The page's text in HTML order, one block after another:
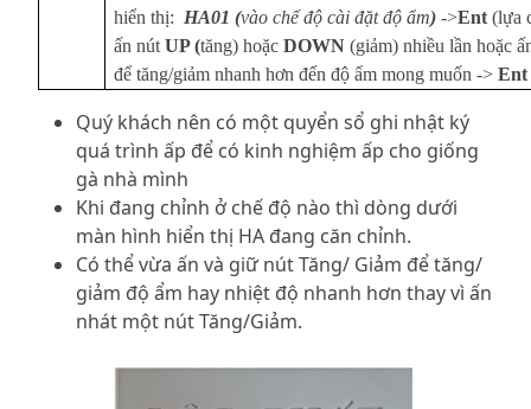
hiển thị: HA01 (vào chế độ cài đặt độ ẩm) ->Ent (lựa
ấn nútUP (tăng) hoặc DOWN(giảm) nhiều lần hoặc
để tăng/giảm nhanh hơn đến độ ẩm mong muốn ->
Quý khách nên có một quyển sổ ghi nhật ký
quá trình ấp để có kinh nghiệm ấp cho giống
gà nhà mình
Khi đang chỉnh ở chế độ nào thì dòng dưới
màn hình hiển thị HA đang căn chỉnh.
Có thể vừa ấn và giữ nút Tăng/ Giảm để tăng/
giảm độ ẩm hay nhiệt độ nhanh hơn thay vì ấn
nhát một nút Tăng/Giảm.